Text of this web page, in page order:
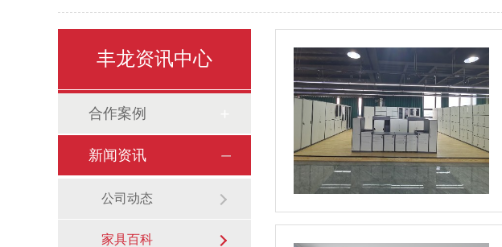
丰龙资讯中心
合作案例
新闻资讯
公司动态
家具百科